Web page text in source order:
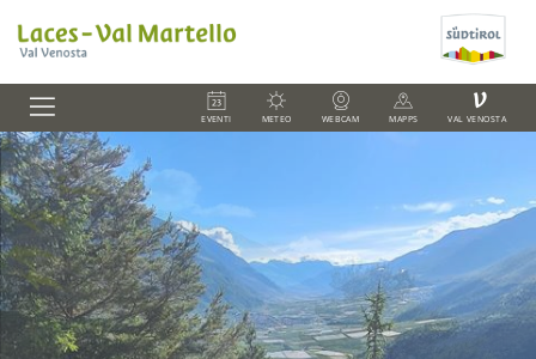
EVENTI METEO WEBCAM MAPPS
V
VAL VENOSTA